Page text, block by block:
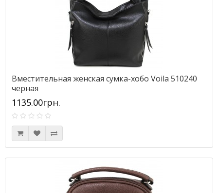
Вместительная женская сумка-хобо Voila 510240
черная
1135.00грн.